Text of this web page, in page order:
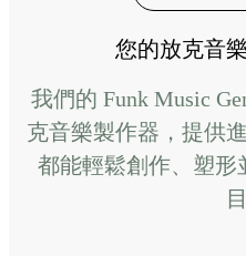
您的放克音
我們的 Funk Music
克音樂製作器，提供
都能輕鬆創作、塑形